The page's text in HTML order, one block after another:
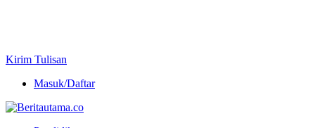
Kirim Tulisan
Masuk/Daftar